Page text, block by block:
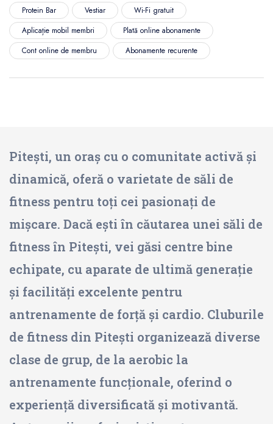
Protein Bar
Vestiar
Wi-Fi gratuit
Aplicație mobil membri
Plată online abonamente
Cont online de membru
Abonamente recurente
Pitești, un oraș cu o comunitate activă și
dinamică, oferă o varietate de săli de
fitness pentru toți cei pasionați de
mișcare. Dacă ești în căutarea unei săli de
fitness în Pitești, vei găsi centre bine
echipate, cu aparate de ultimă generație
și facilități excelente pentru
antrenamente de forță și cardio. Cluburile
de fitness din Pitești organizează diverse
clase de grup, de la aerobic la
antrenamente funcționale, oferind o
experiență diversificată și motivantă.